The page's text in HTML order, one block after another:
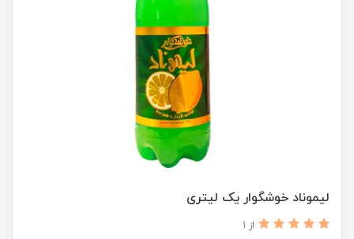
لیموناد خوشگوار یک لیتری
از 1